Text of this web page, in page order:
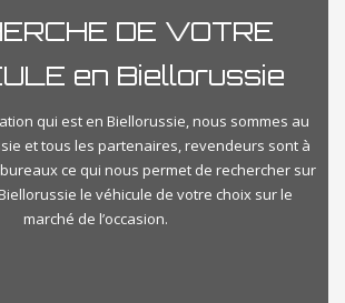
DE VOTRE
en Biellorussie
qui est en Biellorussie, nous sommes au
et tous les partenaires, revendeurs sont à
ce qui nous permet de rechercher sur
le véhicule de votre choix sur le
marché de l’occasion.